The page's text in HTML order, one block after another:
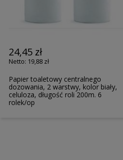
24,45 zł
19,88 zł
Papier toaletowy centralnego
dozowania, 2 warstwy, kolor biały,
celuloza, długość roli 200m. 6
rolek/op